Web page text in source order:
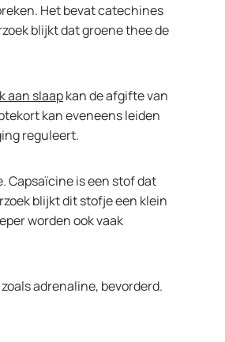
Het bevat catechines
blijkt dat groene thee de
aan slaapkan de afgifte van
kan eveneens leiden
reguleert.
Capsaïcine is een stof dat
blijkt dit stofje een klein
worden ook vaak
adrenaline, bevorderd.